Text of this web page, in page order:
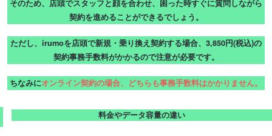
そのため、店頭でスタッフと顔を合わせ、困った時すぐに質問しながら
契約を進めることができるでしょう。
ただし、irumoを店頭で新規・乗り換え契約する場合、3,850円(税込)の
契約事務手数料がかかるので注意が必要です。
ちなみにオンライン契約の場合、どちらも事務手数料はかかりません。
料金やデータ容量の違い